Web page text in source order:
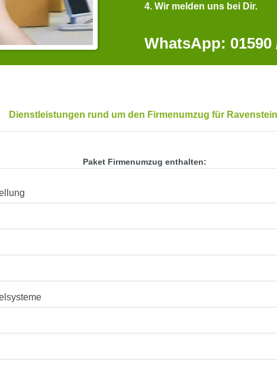
4. Wir melden uns bei Dir.
WhatsApp: 01590
Dienstleistungen rund um den Firmenumzug für
Paket Firmenumzug enthalten: